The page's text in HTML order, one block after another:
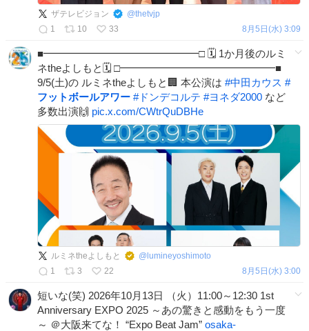
ザテレビジョン @thetvjp
1
10 33 8月5日(水) 3:09
■━━━━━━━━━━━━━━━□ 🗓️ 1か月後のルミ
ネtheよしもと🗓️ □━━━━━━━━━━━━━━━■
9/5(土)の ルミネtheよしもと🏢 本公演は #中田カウス #
フットボールアワー #ドンデコルテ #ヨネダ2000 など
多数出演🙌 pic.x.com/CWtrQuDBHe
ルミネtheよしもと @ lumineyoshimoto
1
3 22 8月5日(水) 3:00
短いな(笑) 2026年10月13日 （火）11:00～12:30 1st
Anniversary EXPO 2025 ～あの驚きと感動をもう一度
～ ＠大阪来てな！ “Expo Beat Jam” osaka-